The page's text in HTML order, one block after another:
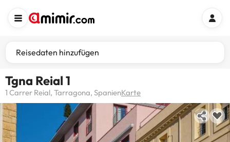
Reisedaten hinzufügen
Tgna Reial 1
1 Carrer Reial, Tarragona, SpanienKarte